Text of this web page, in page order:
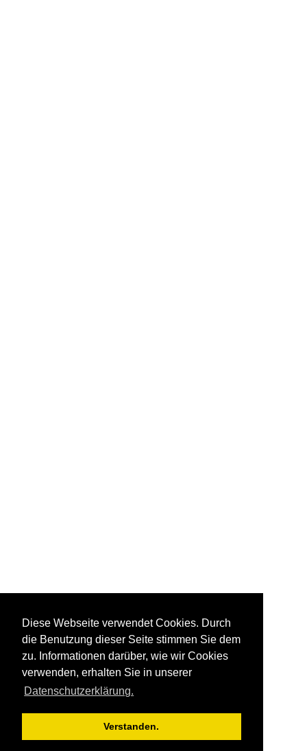
Diese Webseite verwendet Cookies. Durch
die Benutzung dieser Seite stimmen Sie dem
zu. Informationen darüber, wie wir Cookies
verwenden, erhalten Sie in unserer
Datenschutzerklärung.
Verstanden.